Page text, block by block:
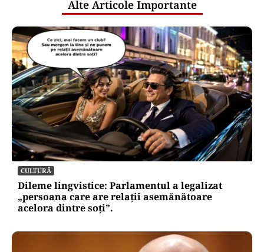
Alte Articole Importante
CULTURĂ
Dileme lingvistice: Parlamentul a legalizat
„persoana care are relații asemănătoare
acelora dintre soți”.